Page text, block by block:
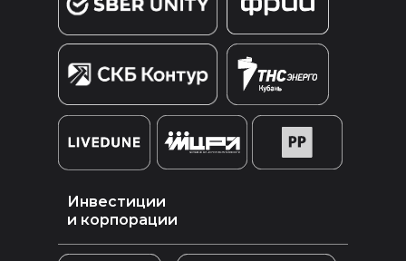
Инвестиции
и корпорации